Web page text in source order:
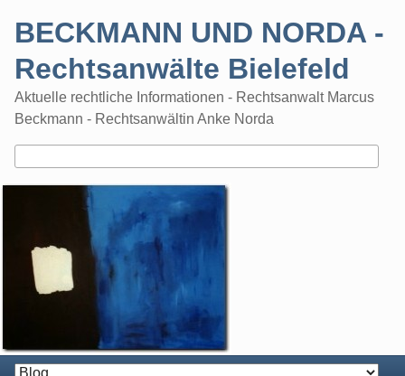
BECKMANN UND NORDA -
Rechtsanwälte Bielefeld
Aktuelle rechtliche Informationen - Rechtsanwalt Marcus
Beckmann - Rechtsanwältin Anke Norda